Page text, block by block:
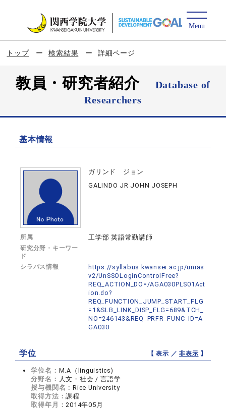
トップ 検索結果 詳細ページ
教員・研究者紹介
Database of
Researchers
基本情報
ガリンド ジョン
GALINDO JR JOHN JOSEPH
所属 工学部 英語常勤講師
研究分野・キーワー
ド
シラバス情報
https://syllabus.kwansei.ac.jp/unias
v2/UnSSOLoginControlFree?
REQ_ACTION_DO=/AGA030PLS01Act
ion.do?
REQ_FUNCTION_JUMP_START_FLG
=1&SLB_LINK_DISP_FLG=689&TCH_
NO=246143&REQ_PRFR_FUNC_ID=A
GA030
学位 【 表示 ／非表示 】
学位名： M.A（linguistics)
分野名： 人文・社会 / 言語学
授与機関名：Rice University
取得方法：課程
取得年月：2014年05月